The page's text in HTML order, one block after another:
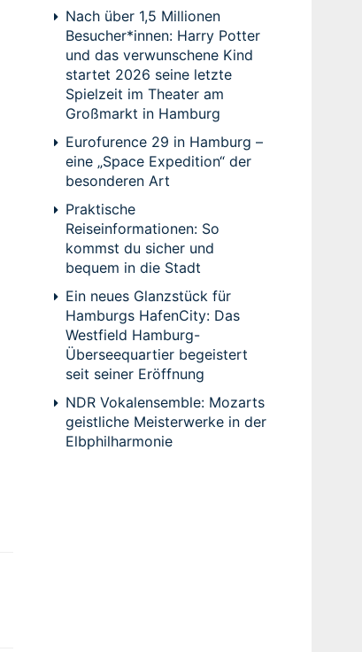
Nach über 1,5 Millionen
Besucher*innen: Harry Potter
und das verwunschene Kind
startet 2026 seine letzte
Spielzeit im Theater am
Großmarkt in Hamburg
Eurofurence 29 in Hamburg –
eine „Space Expedition“ der
besonderen Art
Praktische
Reiseinformationen: So
kommst du sicher und
bequem in die Stadt
Ein neues Glanzstück für
Hamburgs HafenCity: Das
Westfield Hamburg-
Überseequartier begeistert
seit seiner Eröffnung
NDR Vokalensemble: Mozarts
geistliche Meisterwerke in der
Elbphilharmonie